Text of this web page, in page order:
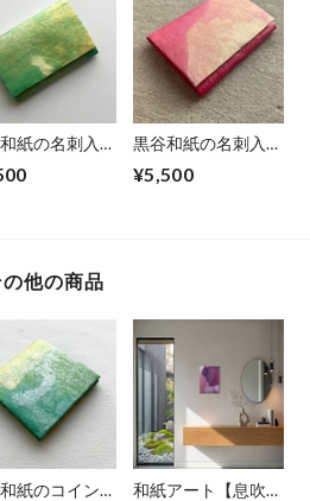
紙の名刺入れ
黒谷和紙の名刺入れ
¥5,500
の他の商品
紙のコインケ
和紙アート【息吹】